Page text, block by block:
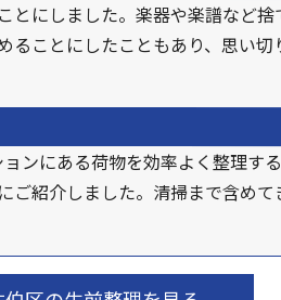
にしました。楽器や楽譜など
ことにしたこともあり、思い
ンにある荷物を効率よく整理す
紹介しました。清掃まで含めて